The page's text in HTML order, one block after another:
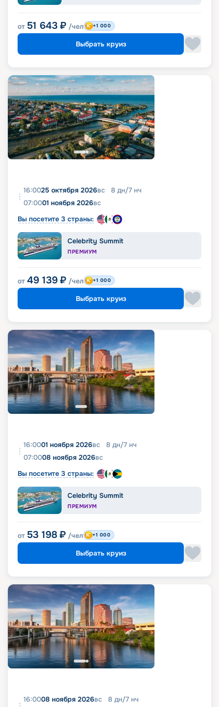
от 51 643 ₽ /чел +1 000
Выбрать круиз
16:0025 октября 2026вс 8 дн/7 нч
07:0001 ноября 2026вс
Вы посетите 3 страны:
Celebrity Summit
ПРЕМИУМ
от 49 139 ₽ /чел +1 000
Выбрать круиз
16:0001 ноября 2026вс 8 дн/7 нч
07:0008 ноября 2026вс
Вы посетите 3 страны:
Celebrity Summit
ПРЕМИУМ
от 53 198 ₽ /чел +1 000
Выбрать круиз
16:0008 ноября 2026вс 8 дн/7 нч